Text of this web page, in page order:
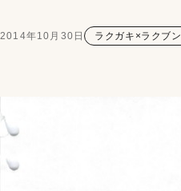
2014年10月30日 ラクガキ×ラクブン